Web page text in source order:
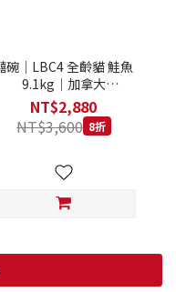
碗｜LBC4 全齡貓 鮭魚
9.1kg｜加拿大
Loveabowl 天然無穀糧
9.1公斤 成貓 無穀貓飼料
NT$2,880
NT$3,600 8折